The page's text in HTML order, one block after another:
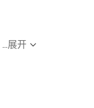
...展开